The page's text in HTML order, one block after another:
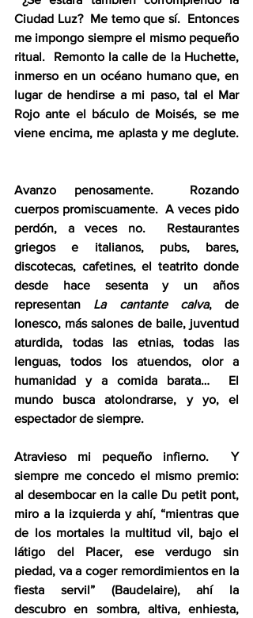
Ciudad Luz?  Me temo que sí.  Entonces
me impongo siempre el mismo pequeño
ritual.  Remonto la calle de la Huchette,
inmerso en un océano humano que, en
lugar de hendirse a mi paso, tal el Mar
Rojo ante el báculo de Moisés, se me
viene encima, me aplasta y me deglute.
Avanzo penosamente.  Rozando
cuerpos promiscuamente.  A veces pido
perdón, a veces no.  Restaurantes
griegos e italianos, pubs, bares,
discotecas, cafetines, el teatrito donde
desde hace sesenta y un años
representan La cantante calva, de
Ionesco, más salones de baile, juventud
aturdida, todas las etnias, todas las
lenguas, todos los atuendos, olor a
humanidad y a comida barata…  El
mundo busca atolondrarse, y yo, el
espectador de siempre.
Atravieso mi pequeño infierno.  Y
siempre me concedo el mismo premio:
al desembocar en la calle Du petit pont,
miro a la izquierda y ahí, “mientras que
de los mortales la multitud vil, bajo el
látigo del Placer, ese verdugo sin
piedad, va a coger remordimientos en la
fiesta servil” (Baudelaire), ahí la
descubro en sombra, altiva, enhiesta,